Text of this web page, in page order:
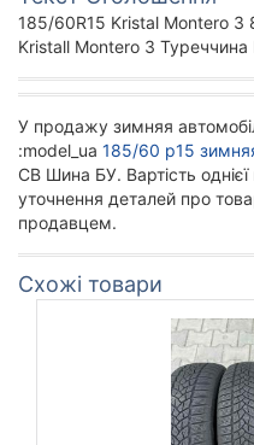
185/60R15 Kristal Montero
Kristall Montero 3 Туреччина
У продажу зимняя
:model_ua 185/60 р15
СВ Шина БУ. Вартість
уточнення деталей про
продавцем.
Схожі товари